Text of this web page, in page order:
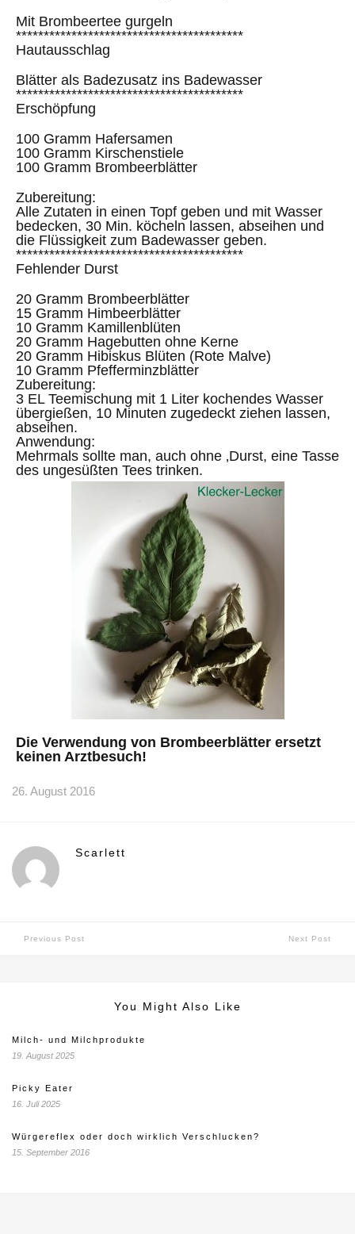
Mit Brombeertee gurgeln
*****************************************
Hautausschlag
Blätter als Badezusatz ins Badewasser
*****************************************
Erschöpfung
100 Gramm Hafersamen
100 Gramm Kirschenstiele
100 Gramm Brombeerblätter
Zubereitung:
Alle Zutaten in einen Topf geben und mit Wasser
bedecken, 30 Min. köcheln lassen, abseihen und
die Flüssigkeit zum Badewasser geben.
*****************************************
Fehlender Durst
20 Gramm Brombeerblätter
15 Gramm Himbeerblätter
10 Gramm Kamillenblüten
20 Gramm Hagebutten ohne Kerne
20 Gramm Hibiskus Blüten (Rote Malve)
10 Gramm Pfefferminzblätter
Zubereitung:
3 EL Teemischung mit 1 Liter kochendes Wasser
übergießen, 10 Minuten zugedeckt ziehen lassen,
abseihen.
Anwendung:
Mehrmals sollte man, auch ohne ‚Durst, eine Tasse
des ungesüßten Tees trinken.
Die Verwendung von Brombeerblätter ersetzt
keinen Arztbesuch!
26. August 2016
Scarlett
Previous Post Next Post
You Might Also Like
Milch- und Milchprodukte
19. August 2025
Picky Eater
16. Juli 2025
Würgereflex oder doch wirklich Verschlucken?
15. September 2016